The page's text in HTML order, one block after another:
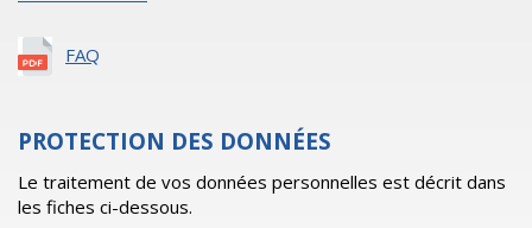
FAQ
PROTECTION DES DONNÉES
Le traitement de vos données personnelles est décrit dans
les fiches ci-dessous.